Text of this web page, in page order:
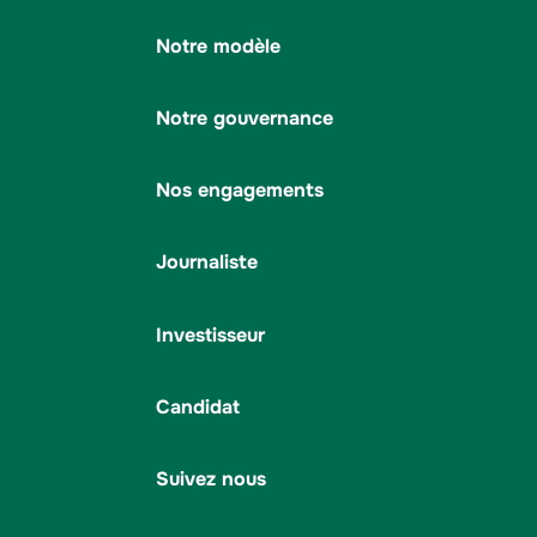
Notre modèle
Notre gouvernance
Nos engagements
Journaliste
Investisseur
Candidat
Suivez nous